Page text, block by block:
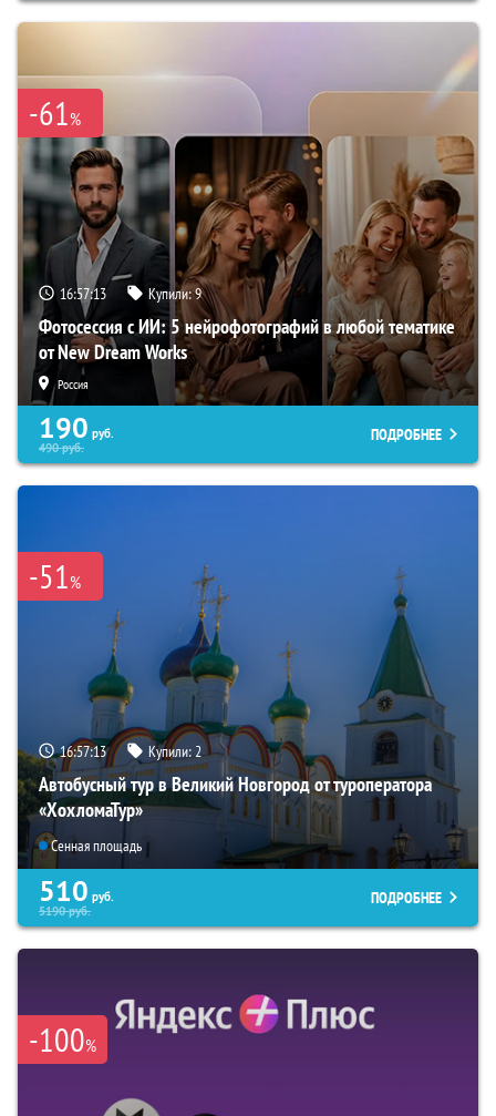
-61%
16:57:12 Купили:9
Фотосессия с ИИ: 5 нейрофотографий в любой тематике
от New Dream Works
Россия
190 руб.
490руб.
ПОДРОБНЕЕ
-51%
16:57:12 Купили:2
Автобусный тур в Великий Новгород от туроператора
«ХохломаТур»
Сенная площадь
510 руб.
5190руб.
ПОДРОБНЕЕ
-100%